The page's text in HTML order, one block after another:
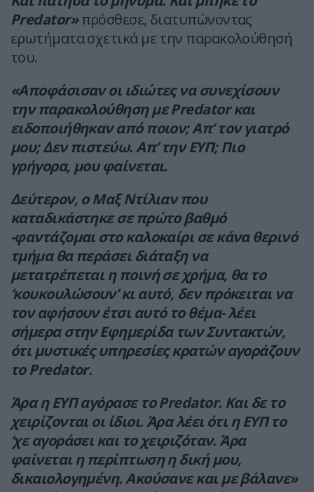
Predator»πρόσθεσε, διατυπώνοντας
ερωτήματα σχετικά με την παρακολούθησή
του.
«Αποφάσισαν οι ιδιώτες να συνεχίσουν
την παρακολούθηση με Predator και
ειδοποιήθηκαν από ποιον; Απ’ τον γιατρό
μου; Δεν πιστεύω. Απ’ την ΕΥΠ; Πιο
γρήγορα, μου φαίνεται.
Δεύτερον, ο Μαξ Ντίλιαν που
καταδικάστηκε σε πρώτο βαθμό
-φαντάζομαι στο καλοκαίρι σε κάνα θερινό
τμήμα θα περάσει διάταξη να
μετατρέπεται η ποινή σε χρήμα, θα το
‘κουκουλώσουν’ κι αυτό, δεν πρόκειται να
τον αφήσουν έτσι αυτό το θέμα- λέει
σήμερα στην Εφημερίδα των Συντακτών,
ότι μυστικές υπηρεσίες κρατών αγοράζουν
το Predator.
Άρα η ΕΥΠ αγόρασε το Predator. Και δε το
χειρίζονται οι ίδιοι. Άρα λέει ότι η ΕΥΠ το
‘χε αγοράσει και το χειριζόταν. Άρα
φαίνεται η περίπτωση η δική μου,
δικαιολογημένη. Ακούσανε και με βάλανε»